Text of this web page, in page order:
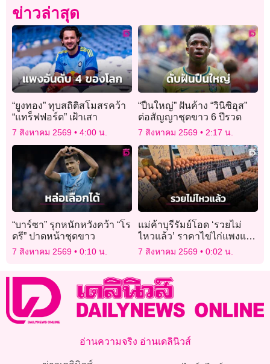
ข่าวล่าสุด
“ยูงทอง” ทุบสถิติสโมสรคว้า
“แทร็ฟฟอร์ด” เฝ้าเสา
7 สิงหาคม 2569 4:00 น.
“ปืนใหญ่” ฝันค้าง “วินิซิอุส”
ต่อสัญญาชุดขาว 6 ปีรวด
7 สิงหาคม 2569 2:17 น.
“บาร์ซา” รุกหนักหวังคว้า “โร
ดรี” ปาดหน้าชุดขาว
7 สิงหาคม 2569 0:10 น.
แม่ค้าบุรีรัมย์โอด ‘รวยไม่
ไหวแล้ว’ ราคาไข่ไก่แพงแตะ
ฟองละ 4 บาท
7 สิงหาคม 2569 0:02 น.
อ่านความจริง อ่านเดลินิวส์